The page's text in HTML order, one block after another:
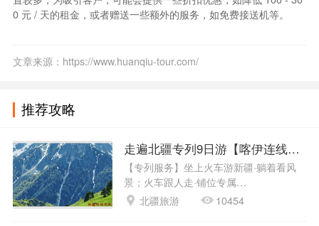
0 元 / 天的租金，或者赠送一些额外的服务，如免费接送机等。
文章来源：https://www.huanqiu-tour.com/
推荐攻略
走遍北疆专列9日游【喀伊连线+独
【专列服务】坐上火车游新疆·躺着看风
景；火车跟人走·铺位专属…
北疆旅游
10454